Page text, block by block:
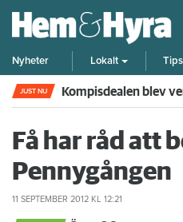
Nyheter Lokalt
JUST NU Kompisdealen blev
Få har råd att
Pennygången
11 SEPTEMBER 2012 KL 12:21